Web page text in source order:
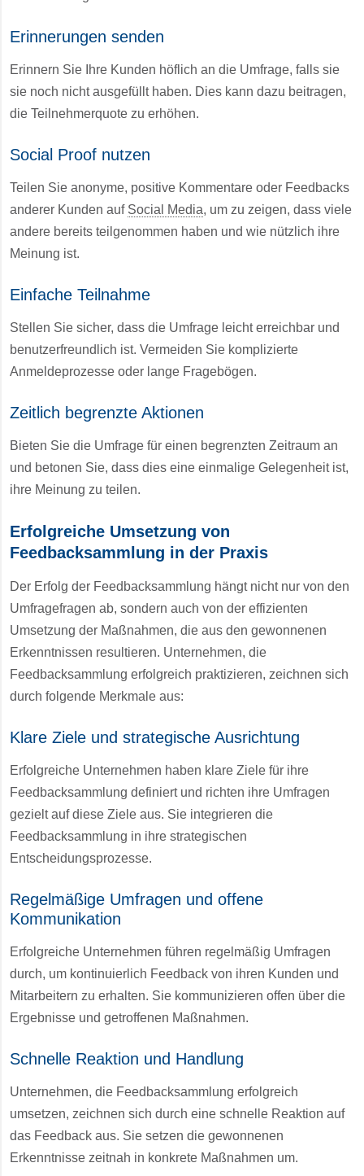
Erinnerungen senden
Erinnern Sie Ihre Kunden höflich an die Umfrage, falls sie
sie noch nicht ausgefüllt haben. Dies kann dazu beitragen,
die Teilnehmerquote zu erhöhen.
Social Proof nutzen
Teilen Sie anonyme, positive Kommentare oder Feedbacks
anderer Kunden auf Social Media, um zu zeigen, dass viele
andere bereits teilgenommen haben und wie nützlich ihre
Meinung ist.
Einfache Teilnahme
Stellen Sie sicher, dass die Umfrage leicht erreichbar und
benutzerfreundlich ist. Vermeiden Sie komplizierte
Anmeldeprozesse oder lange Fragebögen.
Zeitlich begrenzte Aktionen
Bieten Sie die Umfrage für einen begrenzten Zeitraum an
und betonen Sie, dass dies eine einmalige Gelegenheit ist,
ihre Meinung zu teilen.
Erfolgreiche Umsetzung von
Feedbacksammlung in der Praxis
Der Erfolg der Feedbacksammlung hängt nicht nur von den
Umfragefragen ab, sondern auch von der effizienten
Umsetzung der Maßnahmen, die aus den gewonnenen
Erkenntnissen resultieren. Unternehmen, die
Feedbacksammlung erfolgreich praktizieren, zeichnen sich
durch folgende Merkmale aus:
Klare Ziele und strategische Ausrichtung
Erfolgreiche Unternehmen haben klare Ziele für ihre
Feedbacksammlung definiert und richten ihre Umfragen
gezielt auf diese Ziele aus. Sie integrieren die
Feedbacksammlung in ihre strategischen
Entscheidungsprozesse.
Regelmäßige Umfragen und offene
Kommunikation
Erfolgreiche Unternehmen führen regelmäßig Umfragen
durch, um kontinuierlich Feedback von ihren Kunden und
Mitarbeitern zu erhalten. Sie kommunizieren offen über die
Ergebnisse und getroffenen Maßnahmen.
Schnelle Reaktion und Handlung
Unternehmen, die Feedbacksammlung erfolgreich
umsetzen, zeichnen sich durch eine schnelle Reaktion auf
das Feedback aus. Sie setzen die gewonnenen
Erkenntnisse zeitnah in konkrete Maßnahmen um.